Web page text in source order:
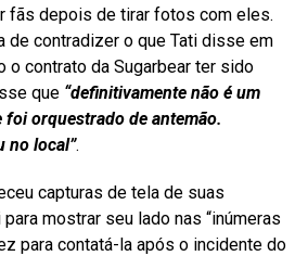
fãs depois de tirar fotos com eles.
de contradizer o que Tati disse em
o contrato da Sugarbear ter sido
que “definitivamente não é um
foi orquestrado de antemão.
no local”.
capturas de tela de suas
mostrar seu lado nas “inúmeras
para contatá-la após o incidente do